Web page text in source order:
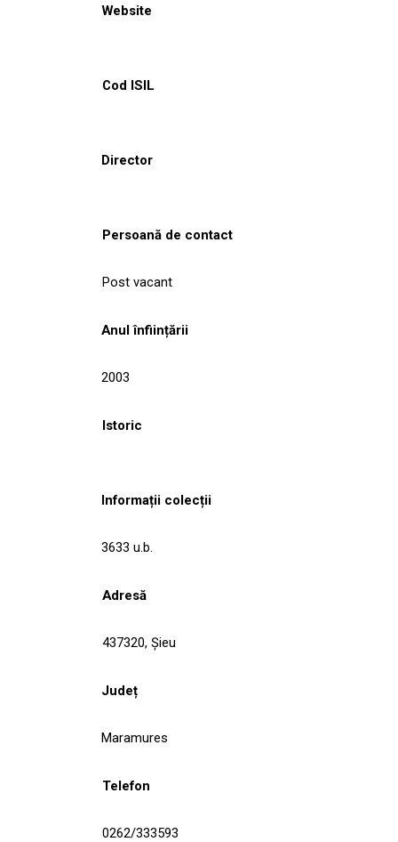
Website
Cod ISIL
Director
Persoană de contact
Post vacant
Anul înființării
2003
Istoric
Informații colecții
3633 u.b.
Adresă
437320, Şieu
Județ
Maramures
Telefon
0262/333593